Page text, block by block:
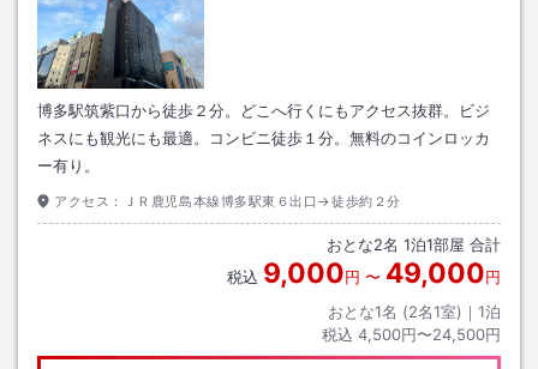
博多駅筑紫口から徒歩２分。どこへ行くにもアクセス抜群。ビジ
ネスにも観光にも最適。コンビニ徒歩１分。無料のコインロッカ
ー有り。
アクセス： ＪＲ鹿児島本線博多駅東６出口→徒歩約２分
おとな2名 1泊1部屋 合計
税込 9,000円 〜 49,000円
おとな1名 (2名1室)｜ 1泊
税込 4,500円〜24,500円